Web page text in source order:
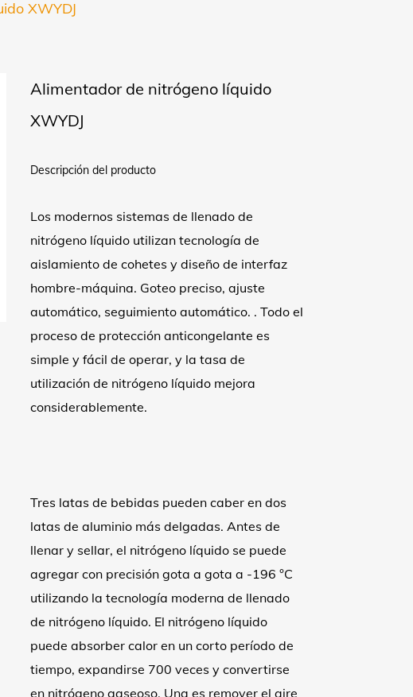
XWYDJ
Alimentador de nitrógeno líquido
XWYDJ
Descripción del producto
Los modernos sistemas de llenado de
nitrógeno líquido utilizan tecnología de
aislamiento de cohetes y diseño de interfaz
hombre-máquina. Goteo preciso, ajuste
automático, seguimiento automático. . Todo el
proceso de protección anticongelante es
simple y fácil de operar, y la tasa de
utilización de nitrógeno líquido mejora
considerablemente.
Tres latas de bebidas pueden caber en dos
latas de aluminio más delgadas. Antes de
llenar y sellar, el nitrógeno líquido se puede
agregar con precisión gota a gota a -196 °C
utilizando la tecnología moderna de llenado
de nitrógeno líquido. El nitrógeno líquido
puede absorber calor en un corto período de
tiempo, expandirse 700 veces y convertirse
en nitrógeno gaseoso. Una es remover el aire